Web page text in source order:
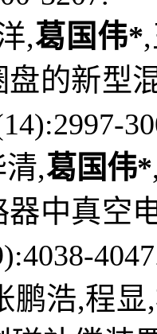
,葛国伟*,
的新型
清,葛国伟*
中真空
鹏浩,程